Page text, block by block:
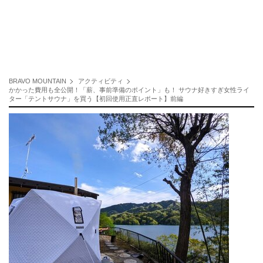
BRAVO MOUNTAIN
アクティビティ
かかった費用も全公開！「薪、事前準備のポイント」も！ サウナ好きすぎ女性ライ
ター「テントサウナ」を買う【初回使用正直レポート】前編